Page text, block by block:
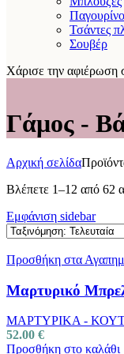
Τσάντες
Σουβέρ
Χάρισε την αφιέρωση
Γάμος -
Αρχική σελίδα
Βλέπετε 1–12 από 62
Εμφάνιση sidebar
Προσθήκη στα
Μαρτυρικό
ΜΑΡΤΥΡΙΚΑ -
52.00 €
Προσθήκη στο καλάθι